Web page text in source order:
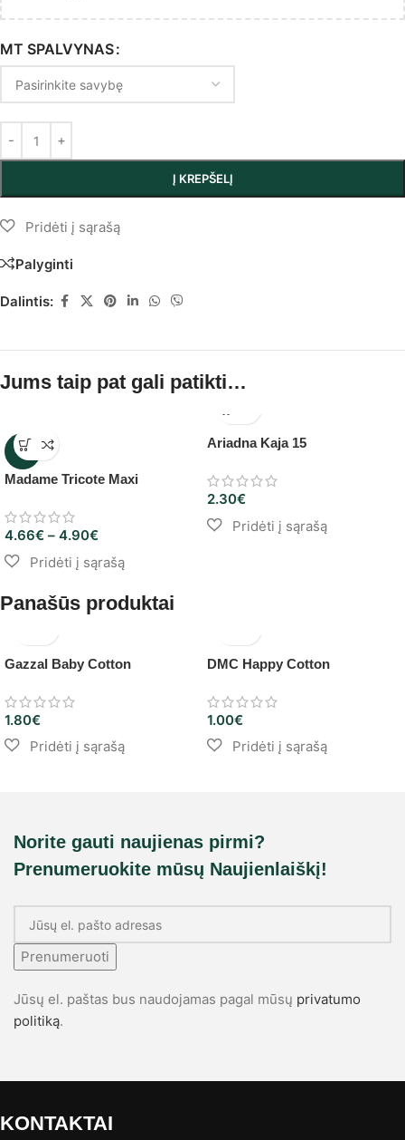
MT SPALVYNAS
Į KREPŠELĮ
Palyginti
Dalintis:
Jums taip pat gali patikti…
-5%
Madame Tricote Maxi
4.66€ – 4.90€
Ariadna Kaja 15
2.30€
Panašūs produktai
Gazzal Baby Cotton
1.80€
DMC Happy Cotton
1.00€
Norite gauti naujienas pirmi?
Prenumeruokite mūsų Naujienlaiškį!
Prenumeruoti
Jūsų el. paštas bus naudojamas pagal mūsų privatumo
politiką.
KONTAKTAI